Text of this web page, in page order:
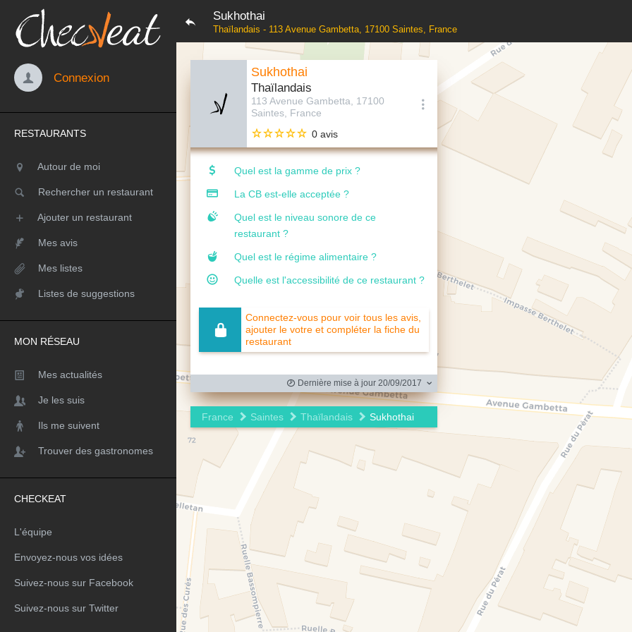
Sukhothai
Thaïlandais - 113 Avenue Gambetta, 17100 Saintes, France
Connexion
RESTAURANTS
Autour de moi
Rechercher un restaurant
Ajouter un restaurant
Mes avis
Mes listes
Listes de suggestions
MON RÉSEAU
Mes actualités
Je les suis
Ils me suivent
Trouver des gastronomes
CHECKEAT
L'équipe
Envoyez-nous vos idées
Suivez-nous sur Facebook
Suivez-nous sur Twitter
Sukhothai
Thaïlandais
113 Avenue Gambetta, 17100
Saintes, France
0 avis
Quel est la gamme de prix ?
La CB est-elle acceptée ?
Quel est le niveau sonore de ce
restaurant ?
Quel est le régime alimentaire ?
Quelle est l'accessibilité de ce restaurant ?
Connectez-vous pour voir tous les avis,
ajouter le votre et compléter la fiche du
restaurant
Dernière mise à jour 20/09/2017
France Saintes Thaïlandais Sukhothai